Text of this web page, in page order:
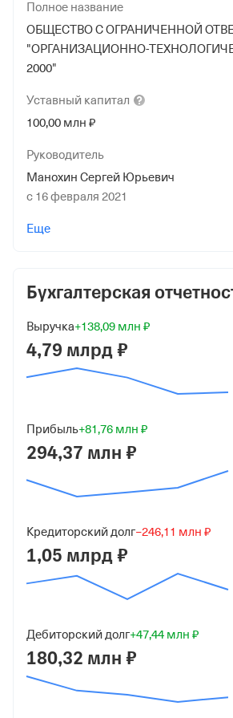
Полное название
ОБЩЕСТВО С ОГРАНИЧЕННОЙ
"ОРГАНИЗАЦИОННО-
2000"
Уставный капитал
100,00 млн ₽
Руководитель
Манохин Сергей Юрьевич
с 16 февраля 2021
Рыбаков Дмитрий Михайлович
Брызгалов Алексей Алексеевич
ОБЩЕСТВО С ОГРАНИЧЕННОЙ
"КАПИТАЛ ТРЕЙД"
ООО "ОТР 2000"
Юридический адрес
127474, г Москва, Дмитровское
ИНН
ОГРН
1027700269530
от 2 октября 2002
Еще
Бухгалтерская
Выручка+138,09 млн ₽
4,79 млрд ₽
Прибыль+81,76 млн ₽
294,37 млн ₽
Кредиторский долг−246,11 млн ₽
1,05 млрд ₽
Дебиторский долг+47,44 млн ₽
180,32 млн ₽